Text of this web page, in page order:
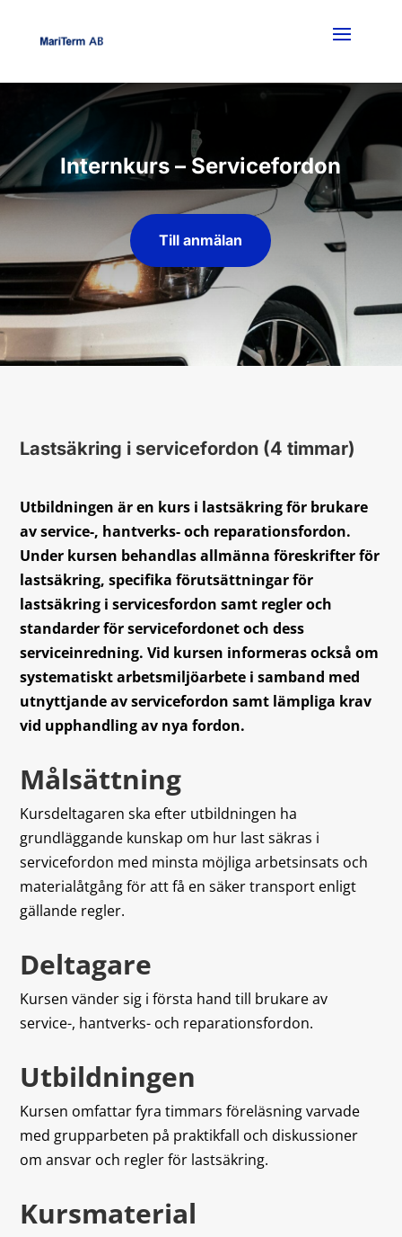
Internkurs – Servicefordon
Till anmälan
Lastsäkring i servicefordon (4 timmar)
Utbildningen är en kurs i lastsäkring för brukare
av service-, hantverks- och reparationsfordon.
Under kursen behandlas allmänna föreskrifter för
lastsäkring, specifika förutsättningar för
lastsäkring i servicesfordon samt regler och
standarder för servicefordonet och dess
serviceinredning. Vid kursen informeras också om
systematiskt arbetsmiljöarbete i samband med
utnyttjande av servicefordon samt lämpliga krav
vid upphandling av nya fordon.
Målsättning
Kursdeltagaren ska efter utbildningen ha
grundläggande kunskap om hur last säkras i
servicefordon med minsta möjliga arbetsinsats och
materialåtgång för att få en säker transport enligt
gällande regler.
Deltagare
Kursen vänder sig i första hand till brukare av
service-, hantverks- och reparationsfordon.
Utbildningen
Kursen omfattar fyra timmars föreläsning varvade
med grupparbeten på praktikfall och diskussioner
om ansvar och regler för lastsäkring.
Kursmaterial